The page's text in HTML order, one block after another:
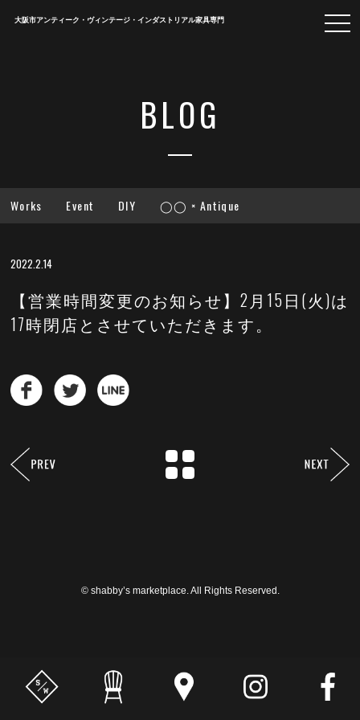
大阪市アンティーク・ヴィンテージ・インダストリアル家具専門
BLOG
2022.2.14
【営業時間変更のお知らせ】2月15日(火)は
17時閉店とさせていただきます。
Works Event DIY ◯◯ × Antique
© shabby’s marketplace. All Rights Reserved.